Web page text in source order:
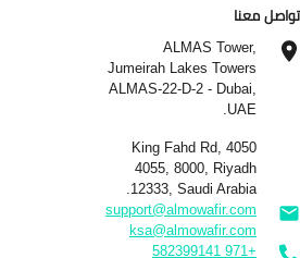
معنا
ALMAS Tower,
Jumeirah Lakes Towers
ALMAS-22-D-2 - Dubai,
UAE.
4050 King Fahd Rd,
4055, 8000, Riyadh
12333, Saudi Arabia.
support@almowafir.com
ksa@almowafir.com